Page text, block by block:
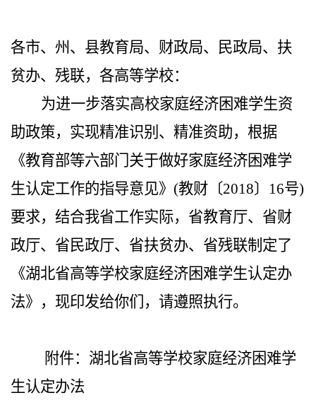
各市、州、县教育局、财政局、民政局、扶
贫办、残联，各高等学校：
为进一步落实高校家庭经济困难学生资
助政策，实现精准识别、精准资助，根据
《教育部等六部门关于做好家庭经济困难学
生认定工作的指导意见》(教财〔2018〕16号)
要求，结合我省工作实际，省教育厅、省财
政厅、省民政厅、省扶贫办、省残联制定了
《湖北省高等学校家庭经济困难学生认定办
法》，现印发给你们，请遵照执行。
附件：湖北省高等学校家庭经济困难学
生认定办法